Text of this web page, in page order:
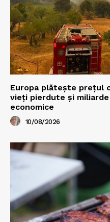
Europa plătește prețul
vieți pierdute și
economice
10/08/2026